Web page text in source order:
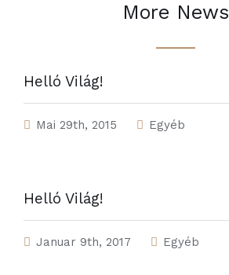
More News
Helló Világ!
Mai 29th, 2015 Egyéb
Helló Világ!
Januar 9th, 2017 Egyéb